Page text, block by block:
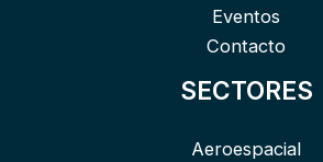
Eventos
Contacto
SECTORES
Aeroespacial